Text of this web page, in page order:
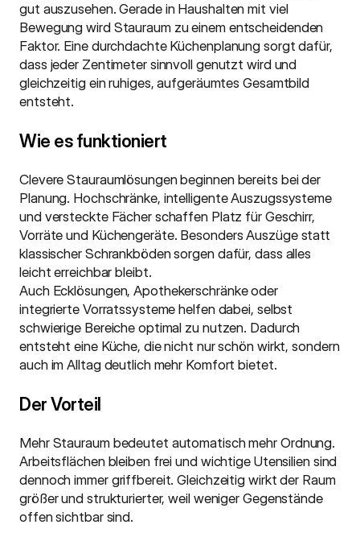
gut auszusehen. Gerade in Haushalten mit viel
Bewegung wird Stauraum zu einem entscheidenden
Faktor. Eine durchdachte Küchenplanung sorgt dafür,
dass jeder Zentimeter sinnvoll genutzt wird und
gleichzeitig ein ruhiges, aufgeräumtes Gesamtbild
entsteht.
Wie es funktioniert
Clevere Stauraumlösungen beginnen bereits bei der
Planung. Hochschränke, intelligente Auszugssysteme
und versteckte Fächer schaffen Platz für Geschirr,
Vorräte und Küchengeräte. Besonders Auszüge statt
klassischer Schrankböden sorgen dafür, dass alles
leicht erreichbar bleibt.
Auch Ecklösungen, Apothekerschränke oder
integrierte Vorratssysteme helfen dabei, selbst
schwierige Bereiche optimal zu nutzen. Dadurch
entsteht eine Küche, die nicht nur schön wirkt, sondern
auch im Alltag deutlich mehr Komfort bietet.
Der Vorteil
Mehr Stauraum bedeutet automatisch mehr Ordnung.
Arbeitsflächen bleiben frei und wichtige Utensilien sind
dennoch immer griffbereit. Gleichzeitig wirkt der Raum
größer und strukturierter, weil weniger Gegenstände
offen sichtbar sind.